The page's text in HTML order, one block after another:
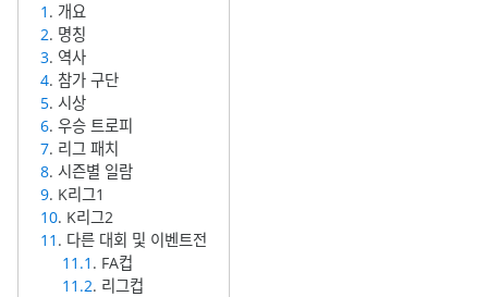
1 . 개요
2. 명칭
3. 역사
4. 참가 구단
5. 시상
6. 우승 트로피
7. 리그 패치
8. 시즌별 일람
9. K리그1
10. K리그2
11 . 다른 대회 및 이벤트전
11.1 . FA컵
11.2. 리그컵